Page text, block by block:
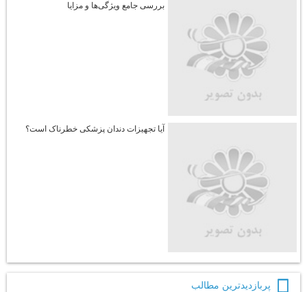
بررسی جامع ویژگی‌ها و مزایا
آیا تجهیزات دندان پزشکی خطرناک است؟
پربازديدترين مطالب